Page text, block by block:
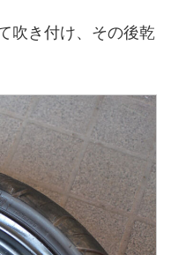
吹き付け、その後乾